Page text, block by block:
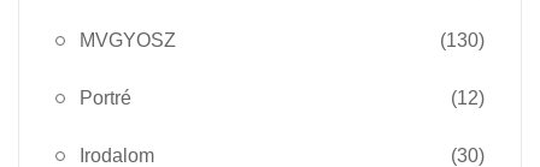
MVGYOSZ (130)
Portré (12)
Irodalom (30)